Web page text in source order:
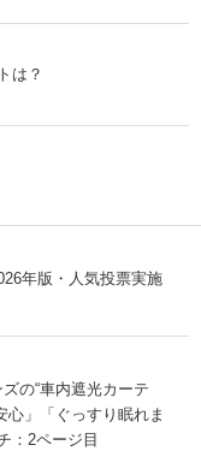
は？
年版・人気投票実施
の“車内遮光カーテ
」「ぐっすり眠れま
：2ページ目